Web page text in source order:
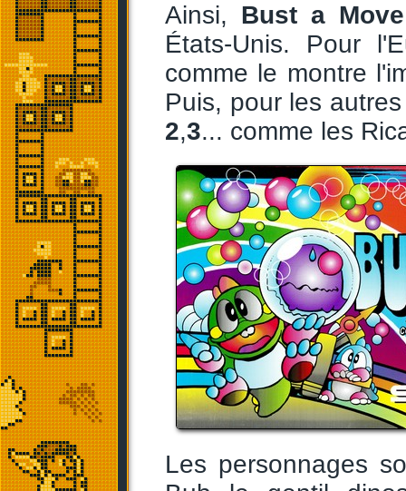
Ainsi, Bust a Move
États-Unis. Pour
comme le montre
Puis, pour les
2,3... comme les
Les personnages